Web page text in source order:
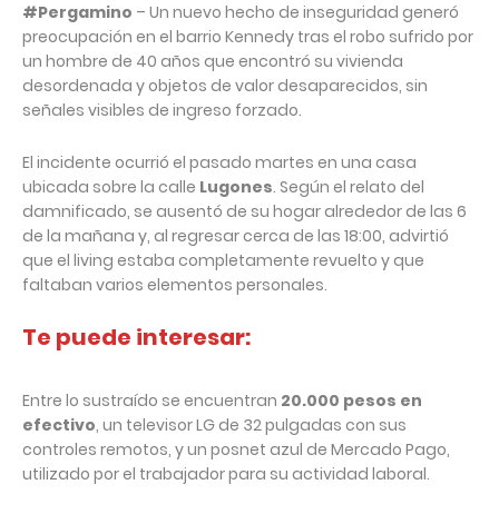
#Pergamino – Un nuevo hecho de inseguridad generó
preocupación en el barrio Kennedy tras el robo sufrido por
un hombre de 40 años que encontró su vivienda
desordenada y objetos de valor desaparecidos, sin
señales visibles de ingreso forzado.
El incidente ocurrió el pasado martes en una casa
ubicada sobre la calle Lugones. Según el relato del
damnificado, se ausentó de su hogar alrededor de las 6
de la mañana y, al regresar cerca de las 18:00, advirtió
que el living estaba completamente revuelto y que
faltaban varios elementos personales.
Te puede interesar:
Entre lo sustraído se encuentran 20.000 pesos en
efectivo, un televisor LG de 32 pulgadas con sus
controles remotos, y un posnet azul de Mercado Pago,
utilizado por el trabajador para su actividad laboral.